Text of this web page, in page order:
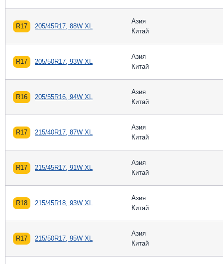
R17 205/45R17, 88W XL
Азия
Китай
R17 205/50R17, 93W XL
Азия
Китай
R16 205/55R16, 94W XL
Азия
Китай
R17 215/40R17, 87W XL
Азия
Китай
R17 215/45R17, 91W XL
Азия
Китай
R18 215/45R18, 93W XL
Азия
Китай
R17 215/50R17, 95W XL
Азия
Китай